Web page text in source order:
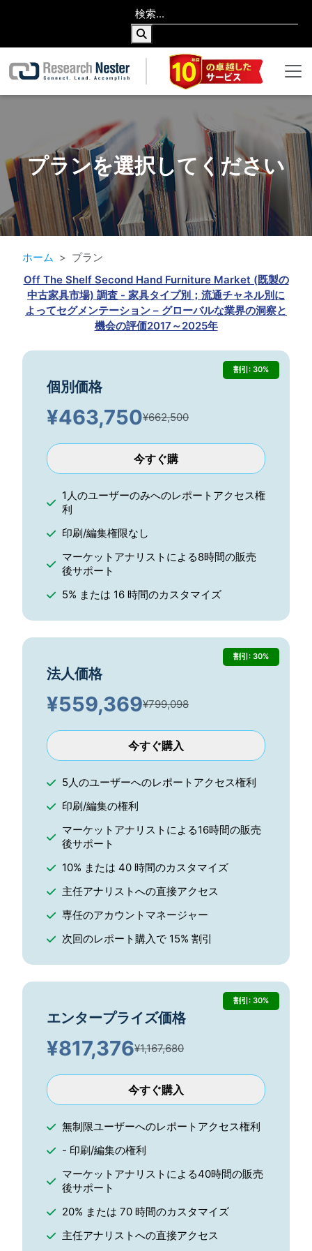
プランを選択してください
ホーム
プラン
Off The Shelf Second Hand Furniture Market (既製の
中古家具市場) 調査 - 家具タイプ別；流通チャネル別に
よってセグメンテーション – グローバルな業界の洞察と
機会の評価2017～2025年
割引: 30%
個別価格
¥463,750¥662,500
今すぐ購
1人のユーザーのみへのレポートアクセス権
利
印刷/編集権限なし
マーケットアナリストによる8時間の販売
後サポート
5% または 16 時間のカスタマイズ
割引: 30%
法人価格
¥559,369¥799,098
今すぐ購入
5人のユーザーへのレポートアクセス権利
印刷/編集の権利
マーケットアナリストによる16時間の販売
後サポート
10% または 40 時間のカスタマイズ
主任アナリストへの直接アクセス
専任のアカウントマネージャー
次回のレポート購入で 15% 割引
割引: 30%
エンタープライズ価格
¥817,376¥1,167,680
今すぐ購入
無制限ユーザーへのレポートアクセス権利
- 印刷/編集の権利
マーケットアナリストによる40時間の販売
後サポート
20% または 70 時間のカスタマイズ
主任アナリストへの直接アクセス